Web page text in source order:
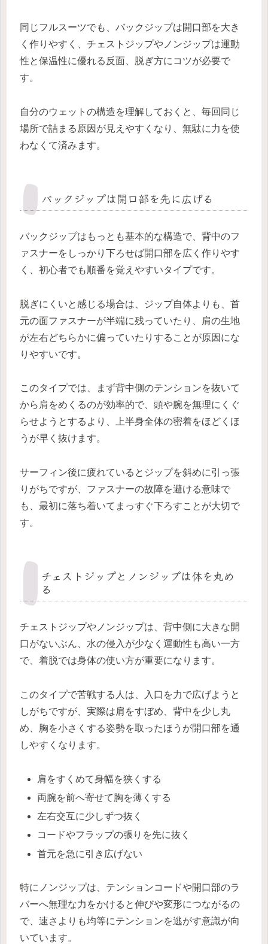
同じフルスーツでも、バックジップは開口部を大き
く作りやすく、チェストジップやノンジップは運動
性と保温性に優れる反面、脱ぎ方にコツが必要で
す。
自分のウェットの構造を理解しておくと、毎回同じ
場所で詰まる原因が見えやすくなり、無駄に力を使
わなくて済みます。
バックジップは開口部を先に広げる
バックジップはもっとも基本的な構造で、背中のフ
ァスナーをしっかり下ろせば開口部を広く作りやす
く、初心者でも順番を覚えやすいタイプです。
脱ぎにくいと感じる場合は、ジップ自体よりも、首
元の面ファスナーが半端に残っていたり、肩の生地
が左右どちらかに偏っていたりすることが原因にな
りやすいです。
このタイプでは、まず背中側のテンションを抜いて
から肩をめくるのが効率的で、頭や腕を無理にくぐ
らせようとするより、上半身全体の密着をほどくほ
うが早く抜けます。
サーフィン後に疲れているとジップを斜めに引っ張
りがちですが、ファスナーの故障を避ける意味で
も、最初に落ち着いてまっすぐ下ろすことが大切で
す。
チェストジップとノンジップは体を丸め
る
チェストジップやノンジップは、背中側に大きな開
口がないぶん、水の侵入が少なく運動性も高い一方
で、着脱では身体の使い方が重要になります。
このタイプで苦戦する人は、入口を力で広げようと
しがちですが、実際は肩をすぼめ、背中を少し丸
め、胸を小さくする姿勢を取ったほうが開口部を通
しやすくなります。
肩をすくめて身幅を狭くする
両腕を前へ寄せて胸を薄くする
左右交互に少しずつ抜く
コードやフラップの張りを先に抜く
首元を急に引き広げない
特にノンジップは、テンションコードや開口部のラ
バーへ無理な力をかけると伸びや変形につながるの
で、速さよりも均等にテンションを逃がす意識が向
いています。